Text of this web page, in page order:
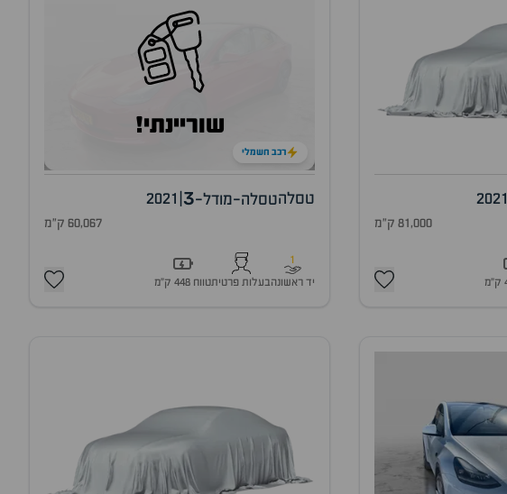
2021
81,000 ק"מ
שוריינתי!
רכב חשמלי
טסלהטסלה-מודל-3
2021
60,067 ק"מ
1
יד ראשונהבעלות פרטיתטווח 448 ק״מ